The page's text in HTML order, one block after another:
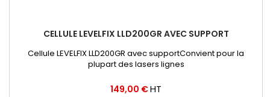
CELLULE LEVELFIX LLD200GR AVEC SUPPORT
Cellule LEVELFIX LLD200GR avec supportConvient pour la
plupart des lasers lignes
Prix
149,00 €HT